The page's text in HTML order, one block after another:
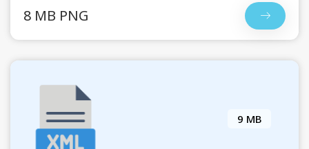
8 MB PNG
9 MB